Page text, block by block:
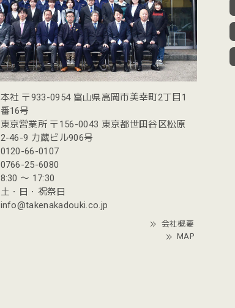
本社 〒933-0954 富山県高岡市美幸町2丁目1
番16号
東京営業所 〒156-0043 東京都世田谷区松原
2-46-9 力蔵ビル906号
0120-66-0107
0766-25-6080
8:30 〜 17:30
土・日・祝祭日
info@takenakadouki.co.jp
会社概要
MAP